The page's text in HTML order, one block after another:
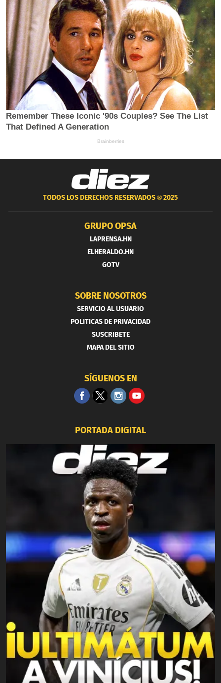
TODOS LOS DERECHOS RESERVADOS ®2025
GRUPO OPSA
LAPRENSA.HN
ELHERALDO.HN
GOTV
SOBRE NOSOTROS
SERVICIO AL USUARIO
POLITICAS DE PRIVACIDAD
SUSCRIBETE
MAPA DEL SITIO
SÍGUENOS EN
PORTADA DIGITAL